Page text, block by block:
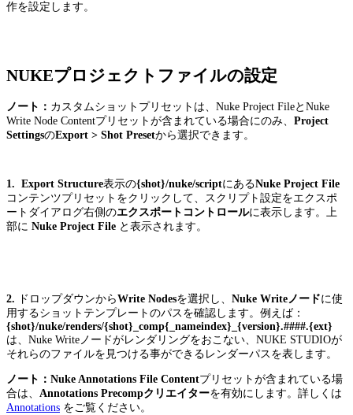
作を設定します。
NUKEプロジェクトファイルの設定
ノート： カスタムショットプリセットは、Nuke Project FileとNuke
Write Node Contentプリセットが含まれている場合にのみ、 Project
SettingsのExport > Shot Presetから選択できます。
1. Export Structure表示の{shot}/nuke/scriptにあるNuke Project File
コンテンツプリセットをクリックして、スクリプト設定をエクスポ
ートダイアログ右側のエクスポートコントロールに表示します。上
部に Nuke Project File と表示されます。
2. ドロップダウンからWrite Nodesを選択し、 Nuke Writeノードに使
用するショットテンプレートのパスを確認します。例えば：
{shot}/nuke/renders/{shot}_comp{_nameindex}_{version}.####.{ext}
は、Nuke Writeノードがレンダリングをおこない、NUKE STUDIOが
それらのファイルを見つける事ができるレンダーパスを表します。
ノート：Nuke Annotations File Contentプリセットが含まれている場
合は、 Annotations Precompクリエイターを有効にします。詳しくは
Annotations をご覧ください。